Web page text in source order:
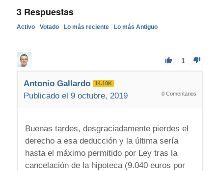
3Respuestas
Activo Votado Lo más reciente Lo más Antiguo
1
Antonio Gallardo 14.10K
Publicado el 9 octubre, 2019 0 Comentarios
Buenas tardes, desgraciadamente pierdes el
derecho a esa deducción y la última sería
hasta el máximo permitido por Ley tras la
cancelación de la hipoteca (9.040 euros por